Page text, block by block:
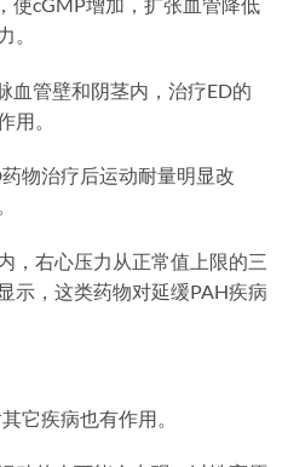
。
血管壁和阴茎内，治疗ED的
用。
物治疗后运动耐量明显改
，右心压力从正常值上限的三
示，这类药物对延缓PAH疾病
它疾病也有作用。